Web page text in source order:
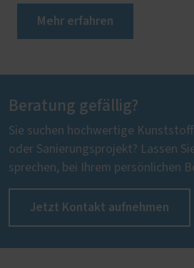
Mehr erfahren
Beratung gefällig?
Sie suchen hochwertige
oder Sanierungsprojekt? Lassen
sprechen, bei Ihrem persönlichen
Jetzt Kontakt aufnehmen